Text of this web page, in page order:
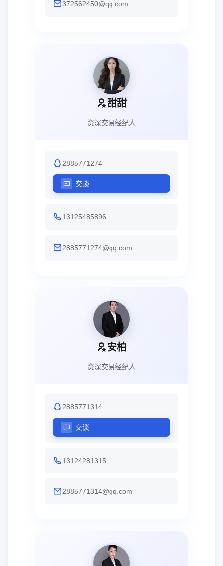
372562450@qq.com
甜甜
资深交易经纪人
2885771274
交谈
13125485896
2885771274@qq.com
安柏
资深交易经纪人
2885771314
交谈
13124281315
2885771314@qq.com